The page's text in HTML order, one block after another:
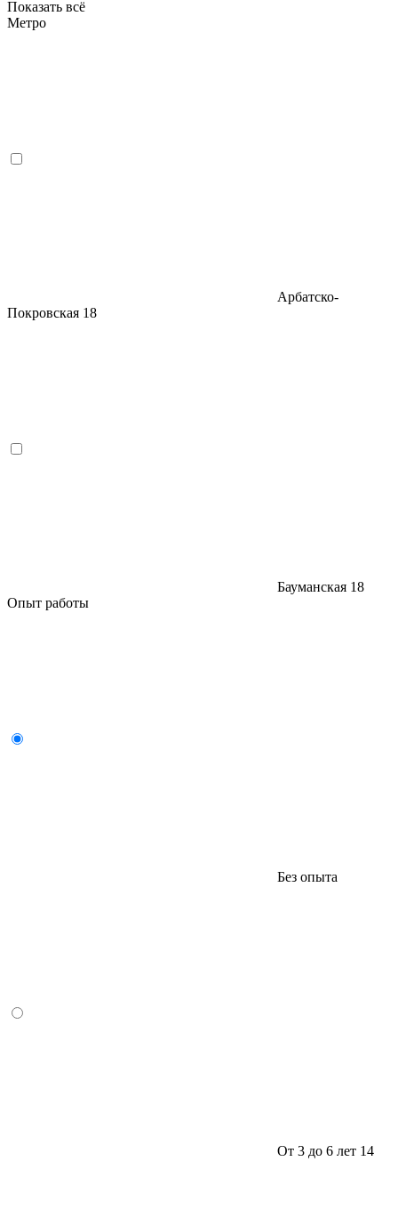
Показать всё
Метро
Арбатско-
Покровская 18
Бауманская 18
Опыт работы
Без опыта
От 3 до 6 лет 14